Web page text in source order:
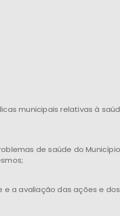
municipais relativas à
de saúde do
a avaliação das ações e